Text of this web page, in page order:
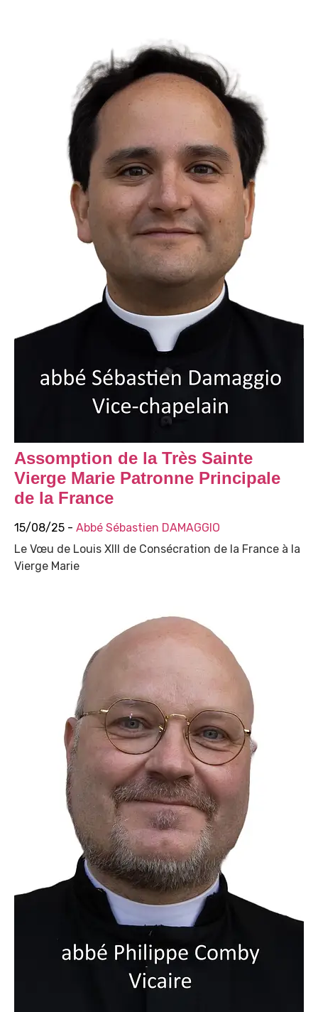
Assomption de la Très Sainte
Vierge Marie Patronne Principale
de la France
15/08/25 - Abbé Sébastien DAMAGGIO
Le Vœu de Louis XIII de Consécration de la France à la
Vierge Marie